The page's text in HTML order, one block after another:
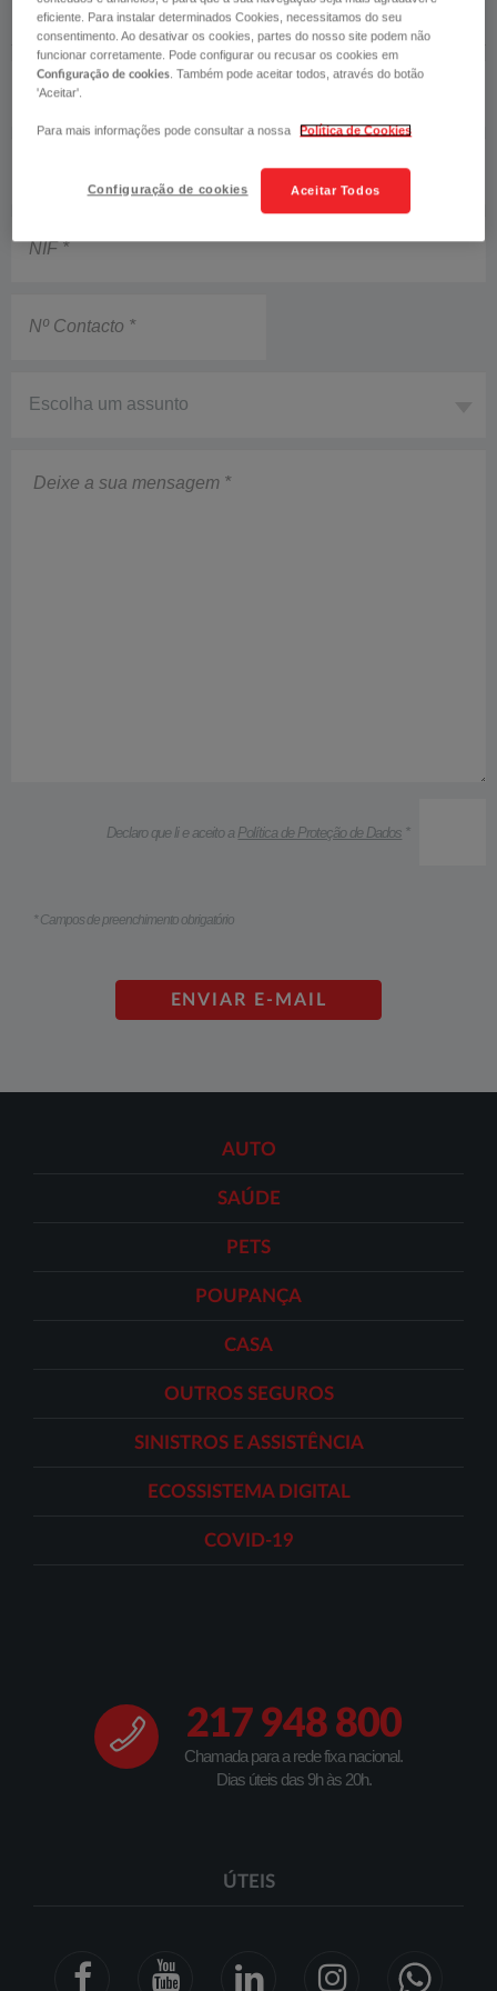
Nome
Contacto
Declaro que li e aceito a Política de Proteção de Dados *
* Campos de preenchimento obrigatório
ENVIAR E-MAIL
AUTO
SAÚDE
PETS
POUPANÇA
CASA
OUTROS SEGUROS
SINISTROS E ASSISTÊNCIA
ECOSSISTEMA DIGITAL
COVID-19
217 948 800
Chamada para a rede fixa nacional.
Dias úteis das 9h às 20h.
ÚTEIS
eficiente. Para instalar determinados Cookies, necessitamos do seu
consentimento. Ao desativar os cookies, partes do nosso site podem não
funcionar corretamente. Pode configurar ou recusar os cookies em
Configuração de cookies. Também pode aceitar todos, através do botão
'Aceitar'.
Para mais informações pode consultar a nossa Política de Cookies
Aceitar Todos
Configuração de cookies